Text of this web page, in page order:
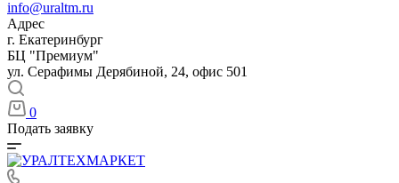
info@uraltm.ru
Адрес
г. Екатеринбург
БЦ "Премиум"
ул. Серафимы Дерябиной, 24, офис 501
0
Подать заявку